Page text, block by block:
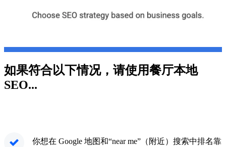
如果符合以下情况，请使用餐厅本地
SEO...
你想在 Google 地图和“near me”（附近）搜索中排名靠